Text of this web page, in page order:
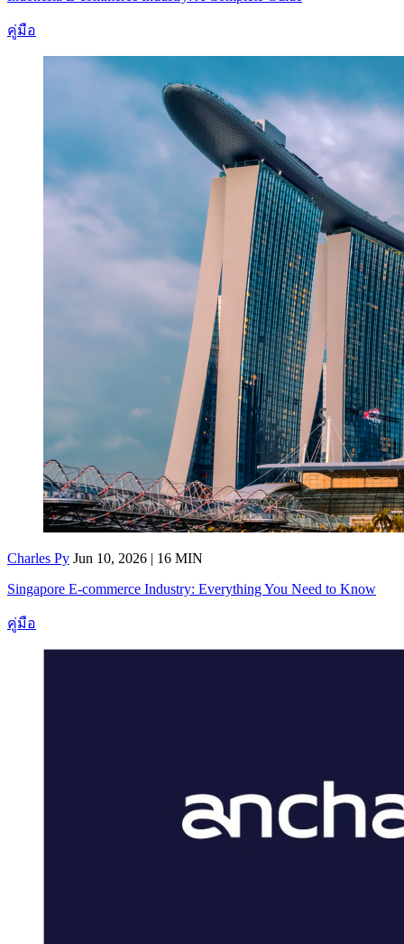
คู่มือ
Charles Py Jun 10, 2026 | 16 MIN
Singapore E-commerce Industry: Everything You Need to Know
คู่มือ